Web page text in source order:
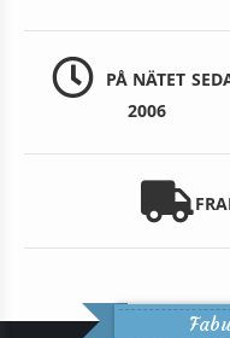
PÅ NÄTET
2006